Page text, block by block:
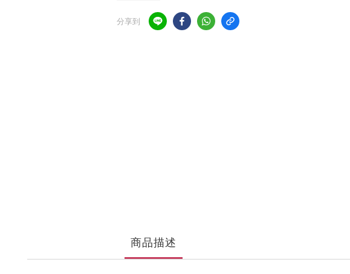
分享到
商品描述